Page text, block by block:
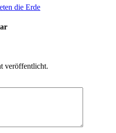
die Erde
veröffentlicht.